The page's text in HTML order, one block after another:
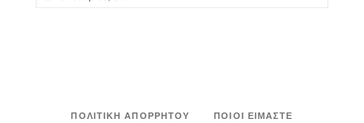
ΠΟΛΙΤΙΚΉ ΑΠΟΡΡΉΤΟΥ
ΠΟΙΟΙ ΕΊΜΑΣΤΕ